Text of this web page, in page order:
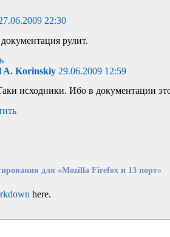
22:30
рулит.
A. Korinskiy 29.06.2009 12:59
исходники. Ибо в документации
для «Mozilla Firefox и 13 порт»
here.